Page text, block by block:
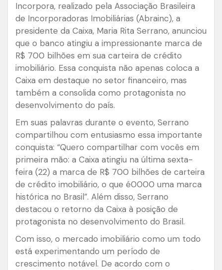
Incorpora, realizado pela Associação Brasileira
de Incorporadoras Imobiliárias (Abrainc), a
presidente da Caixa, Maria Rita Serrano, anunciou
que o banco atingiu a impressionante marca de
R$ 700 bilhões em sua carteira de crédito
imobiliário. Essa conquista não apenas coloca a
Caixa em destaque no setor financeiro, mas
também a consolida como protagonista no
desenvolvimento do país.
Em suas palavras durante o evento, Serrano
compartilhou com entusiasmo essa importante
conquista: “Quero compartilhar com vocês em
primeira mão: a Caixa atingiu na última sexta-
feira (22) a marca de R$ 700 bilhões de carteira
de crédito imobiliário, o que é0000 uma marca
histórica no Brasil”. Além disso, Serrano
destacou o retorno da Caixa à posição de
protagonista no desenvolvimento do Brasil.
Com isso, o mercado imobiliário como um todo
está experimentando um período de
crescimento notável. De acordo com o